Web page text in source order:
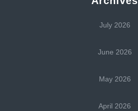
July 2026
June 2026
May 2026
April 2026